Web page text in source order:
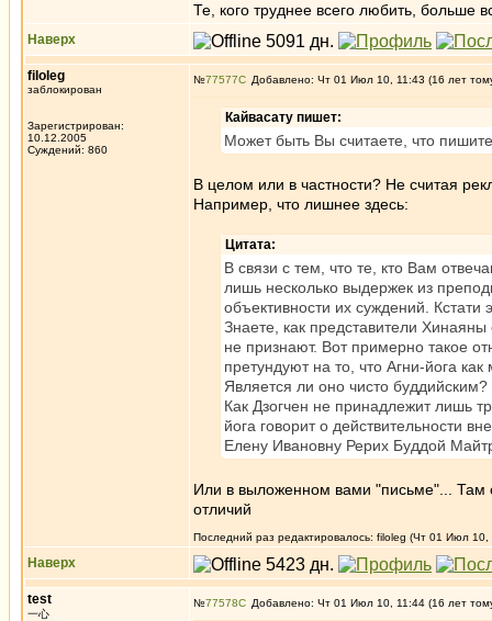
Те, кого труднее всего любить, больше
Наверх
filoleg
заблокирован
Зарегистрирован:
10.12.2005
Суждений: 860
№77577 Добавлено: Чт 01 Июл 10, 11:43 (16 лет
Кайвасату пишет:
Может быть Вы считаете, что
В целом или в частности? Не считая
Например, что лишнее здесь:
Цитата:
В связи с тем, что те, кто Вам
лишь несколько выдержек из
объективности их суждений.
Знаете, как представители
не признают. Вот примерно такое
претундуют на то, что Агни-йога
Является ли оно чисто
Как Дзогчен не принадлежит лишь
йога говорит о действительности
Елену Ивановну Рерих Буддой
Или в выложенном вами "письме"... Там
отличий
Последний раз редактировалось: filoleg (Чт 01 Июл 10,
Наверх
test
一心
№77578 Добавлено: Чт 01 Июл 10, 11:44 (16 лет